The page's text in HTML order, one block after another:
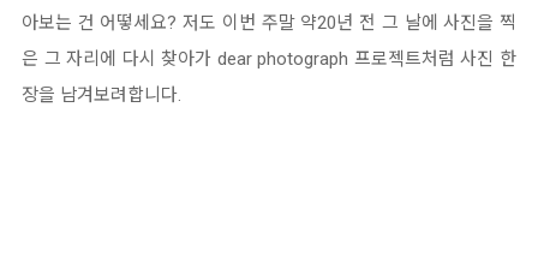
아보는 건 어떻세요? 저도 이번 주말 약20년 전 그 날에 사진을 찍
은 그 자리에 다시 찾아가 dear photograph 프로젝트처럼 사진 한
장을 남겨보려합니다.